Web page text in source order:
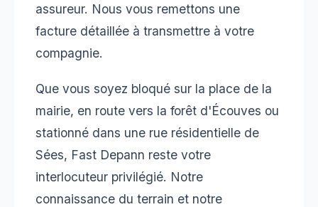
assureur. Nous vous remettons une
facture détaillée à transmettre à votre
compagnie.
Que vous soyez bloqué sur la place de la
mairie, en route vers la forêt d'Écouves ou
stationné dans une rue résidentielle de
Sées, Fast Depann reste votre
interlocuteur privilégié. Notre
connaissance du terrain et notre